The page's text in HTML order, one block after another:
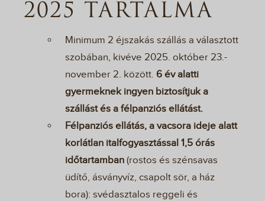
2025 TARTALMA
Minimum 2 éjszakás szállás a választott
szobában, kivéve 2025. október 23.-
november 2. között. 6 év alatti
gyermeknek ingyen biztosítjuk a
szállást és a félpanziós ellátást.
Félpanziós ellátás, a vacsora ideje alatt
korlátlan italfogyasztással 1,5 órás
időtartamban (rostos és szénsavas
üdítő, ásványvíz, csapolt sör, a ház
bora): svédasztalos reggeli és